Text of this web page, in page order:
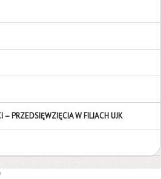
PRZEDSIĘWZIĘCIA W FILIACH UJK